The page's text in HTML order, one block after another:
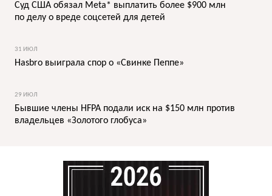
Суд США обязал Meta* выплатить более $900 млн
по делу о вреде соцсетей для детей
31 ИЮЛ
Hasbro выиграла спор о «Свинке Пеппе»
29 ИЮЛ
Бывшие члены HFPA подали иск на $150 млн против
владельцев «Золотого глобуса»